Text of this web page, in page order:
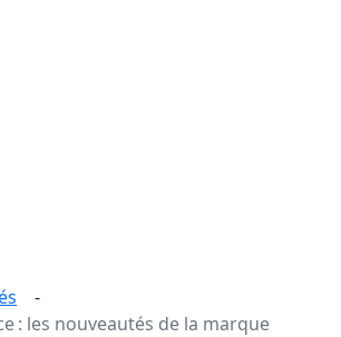
-
: les nouveautés de la marque